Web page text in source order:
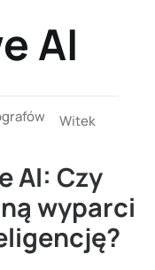
AI
Witek
AI: Czy
wyparci